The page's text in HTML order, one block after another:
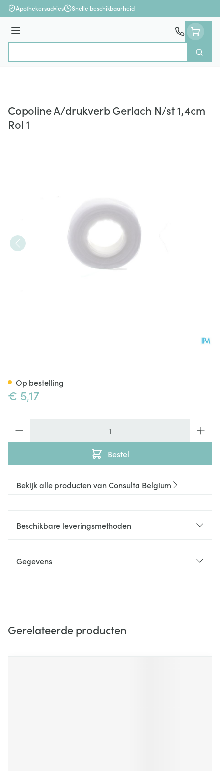
Ga naar de inhoud
Apothekersadvies Snelle beschikbaarheid
Menu
Product, merk, categorie...
Zoek
Copoline A/drukverb Gerlach N/st 1,4cm
Rol 1
€ 5,17
Bestel
Op bestelling
Bekijk alle producten van Consulta Belgium
Beschikbare leveringsmethoden
Gegevens
Gerelateerde producten